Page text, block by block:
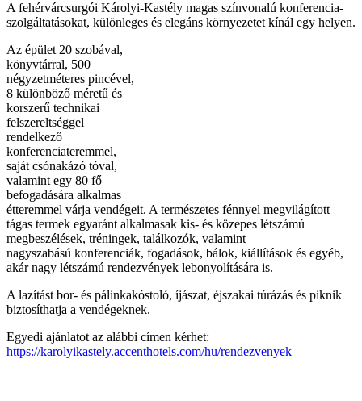
A fehérvárcsurgói Károlyi-Kastély magas színvonalú konferencia-
szolgáltatásokat, különleges és elegáns környezetet kínál egy helyen.
Az épület 20 szobával,
könyvtárral, 500
négyzetméteres pincével,
8 különböző méretű és
korszerű technikai
felszereltséggel
rendelkező
konferenciateremmel,
saját csónakázó tóval,
valamint egy 80 fő
befogadására alkalmas
étteremmel várja vendégeit. A természetes fénnyel megvilágított
tágas termek egyaránt alkalmasak kis- és közepes létszámú
megbeszélések, tréningek, találkozók, valamint
nagyszabású konferenciák, fogadások, bálok, kiállítások és egyéb,
akár nagy létszámú rendezvények lebonyolítására is.
A lazítást bor- és pálinkakóstoló, íjászat, éjszakai túrázás és piknik
biztosíthatja a vendégeknek.
Egyedi ajánlatot az alábbi címen kérhet:
https://karolyikastely.accenthotels.com/hu/rendezvenyek